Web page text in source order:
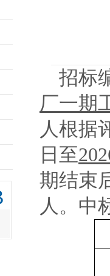
招标
厂一期
人根据
日至
期结束
人。中